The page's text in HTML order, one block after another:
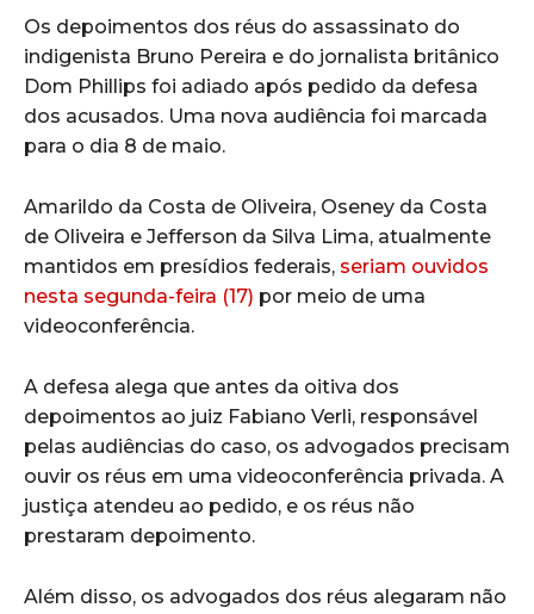
Os depoimentos dos réus do assassinato do
indigenista Bruno Pereira e do jornalista britânico
Dom Phillips foi adiado após pedido da defesa
dos acusados. Uma nova audiência foi marcada
para o dia 8 de maio.
Amarildo da Costa de Oliveira, Oseney da Costa
de Oliveira e Jefferson da Silva Lima, atualmente
mantidos em presídios federais, seriam ouvidos
nesta segunda-feira (17) por meio de uma
videoconferência.
A defesa alega que antes da oitiva dos
depoimentos ao juiz Fabiano Verli, responsável
pelas audiências do caso, os advogados precisam
ouvir os réus em uma videoconferência privada. A
justiça atendeu ao pedido, e os réus não
prestaram depoimento.
Além disso, os advogados dos réus alegaram não